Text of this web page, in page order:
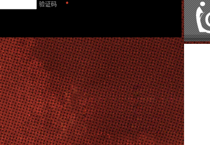
验证码 *